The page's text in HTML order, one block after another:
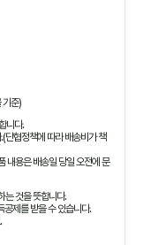
기준)
니다.
협정책에 따라 배송비가 책
내용은 배송일 당일 오전에 문
는 것을 뜻합니다.
공제를 받을 수 있습니다.